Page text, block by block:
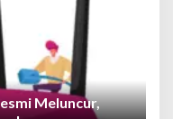
Meluncur,